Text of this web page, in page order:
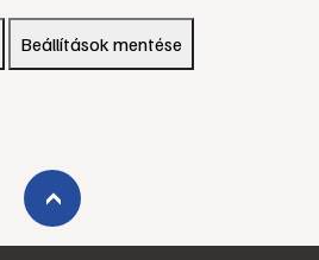
Beállítások mentése
›